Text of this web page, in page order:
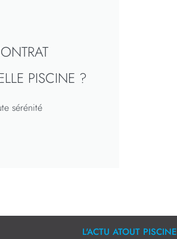
PISCINE ?
sérénité
L'ACTU ATOUT PISCINE